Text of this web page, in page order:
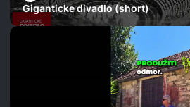
Giganticke divadlo (short)